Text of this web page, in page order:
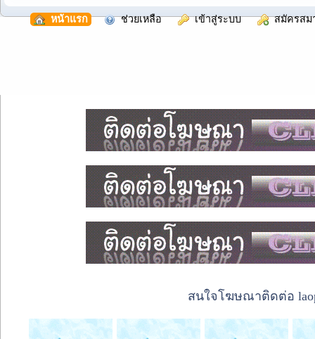
หน้าแรก ช่วยเหลือ เข้าสู่ระบบ สมัครสม
สนใจโฆษณาติดต่อ